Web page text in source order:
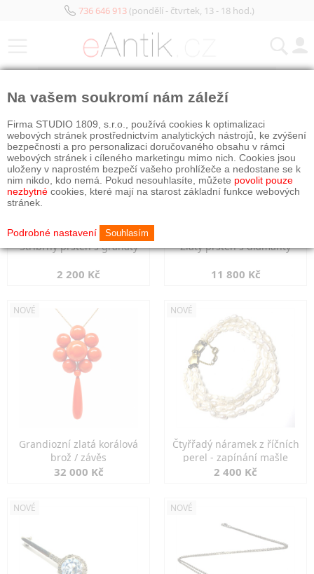
736 646 913(pondělí - čtvrtek, 13 - 18 hod.)
Stříbrný prsten s granáty
2 200 Kč
Zlatý prsten s diamanty
11 800 Kč
NOVÉ
Grandiozní zlatá korálová
brož / závěs
32 000 Kč
NOVÉ
Čtyřřadý náramek z říčních
perel - zapínání mašle
2 400 Kč
NOVÉ NOVÉ
Na vašem soukromí nám záleží
Firma STUDIO 1809, s.r.o., používá cookies k optimalizaci
webových stránek prostřednictvím analytických nástrojů, ke zvýšení
bezpečnosti a pro personalizaci doručovaného obsahu v rámci
webových stránek i cíleného marketingu mimo nich. Cookies jsou
uloženy v naprostém bezpečí vašeho prohlížeče a nedostane se k
nim nikdo, kdo nemá. Pokud nesouhlasíte, můžete povolit pouze
nezbytné cookies, které mají na starost základní funkce webových
stránek.
Podrobné nastavení Souhlasím